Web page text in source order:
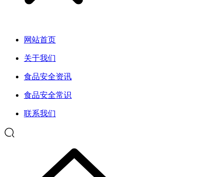
网站首页
关于我们
食品安全资讯
食品安全常识
联系我们